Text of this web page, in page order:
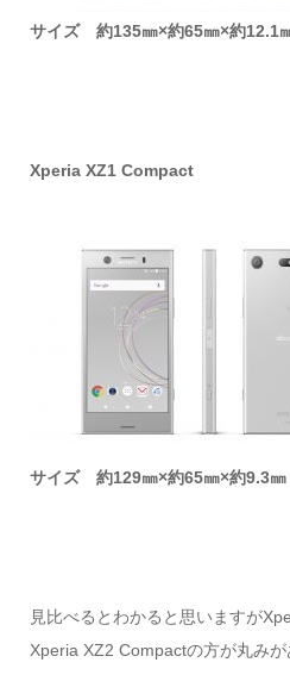
サイズ 約135㎜×約65㎜×約12.1
Xperia XZ1 Compact
サイズ 約129㎜×約65㎜×約9.3㎜
見比べるとわかると思いますが
Xperia XZ2 Compactの方が丸みが